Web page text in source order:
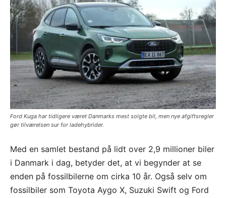
Ford Kuga har tidligere været Danmarks mest solgte bil, men nye afgiftsregler
gør tilværelsen sur for ladehybrider.
Med en samlet bestand på lidt over 2,9 millioner biler
i Danmark i dag, betyder det, at vi begynder at se
enden på fossilbilerne om cirka 10 år. Også selv om
fossilbiler som Toyota Aygo X, Suzuki Swift og Ford